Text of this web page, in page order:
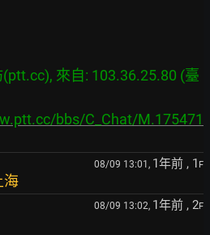
來自: 103.36.25.80 (臺
bbs/C_Chat/M.175471
08/09 13:01, 1年前 , 1 F
海
08/09 13:02, 1年前 , 2F